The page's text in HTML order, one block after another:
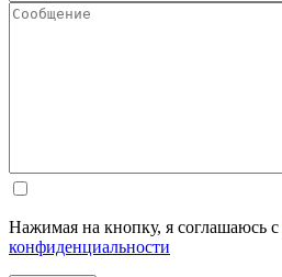
Нажимая на кнопку, я соглашаюсь с
конфиденциальности